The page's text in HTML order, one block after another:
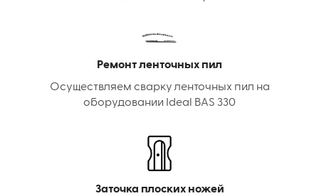
Ремонт ленточных пил
Осуществляем сварку ленточных пил на
оборудовании Ideal BAS 330
Заточка плоских ножей